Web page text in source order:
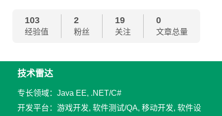
103
经验值
2
粉丝
19
关注
0
文章总量
技术雷达
专长领域：Java EE, .NET/C#
开发平台：游戏开发, 软件测试/QA, 移动开发, 软件设